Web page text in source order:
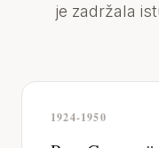
je zadržala
1924-1950